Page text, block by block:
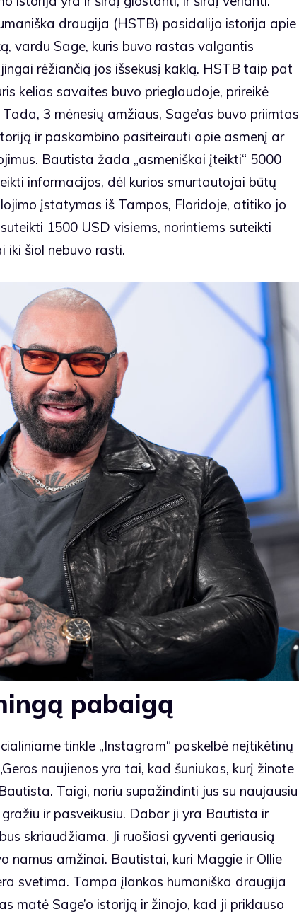
draugija (HSTB) pasidalijo istorija apie
vardu Sage, kuris buvo rastas valgantis
rėžiančią jos išsekusį kaklą. HSTB taip pat
kelias savaites buvo prieglaudoje, prireikė
3 mėnesių amžiaus, Sage’as buvo priimtas
ir paskambino pasiteirauti apie asmenį ar
Bautista žada „asmeniškai įteikti“ 5000
informacijos, dėl kurios smurtautojai būtų
įstatymas iš Tampos, Floridoje, atitiko jo
1500 USD visiems, norintiems suteikti
iki šiol nebuvo rasti.
pabaigą
tinkle „Instagram“ paskelbė neįtikėtinų
naujienos yra tai, kad šuniukas, kurį žinote
Taigi, noriu supažindinti jus su naujausiu
ir pasveikusiu. Dabar ji yra Bautista ir
skriaudžiama. Ji ruošiasi gyventi geriausią
namus amžinai. Bautistai, kuri Maggie ir Ollie
svetima. Tampa įlankos humaniška draugija
matė Sage’o istoriją ir žinojo, kad ji priklauso